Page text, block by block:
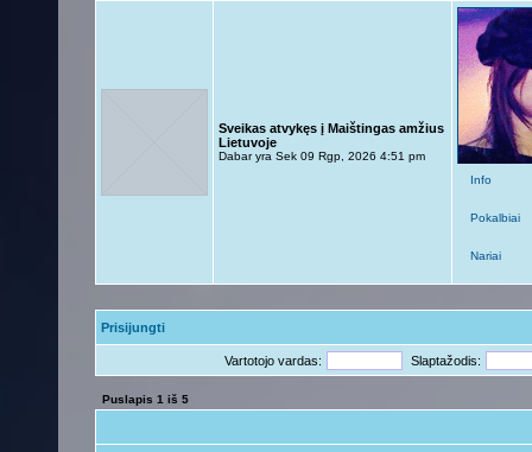
Sveikas atvykęs į Maištingas amžius
Lietuvoje
Dabar yra Sek 09 Rgp, 2026 4:51 pm
Info
Pokalbiai
Nariai
Prisijungti
Vartotojo vardas: Slaptažodis:
Puslapis 1 iš 5